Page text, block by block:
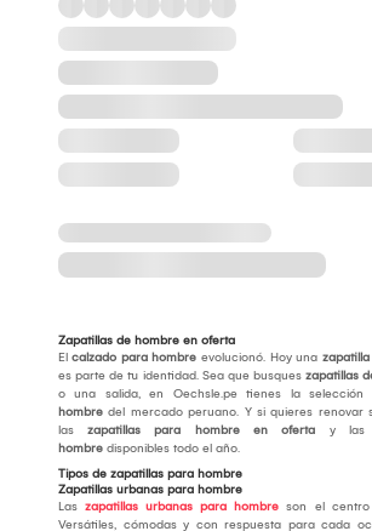
Zapatillas de hombre en oferta
El calzado para hombre evolucionó. Hoy una
es parte de tu identidad. Sea que busques zapatillas
o una salida, en Oechsle.pe tienes la
hombre del mercado peruano. Y si quieres renovar
las zapatillas para hombre en oferta y las
hombre disponibles todo el año.
Tipos de zapatillas para hombre
Zapatillas urbanas para hombre
Las zapatillas urbanas para hombre son el centro
Versátiles, cómodas y con respuesta para cada